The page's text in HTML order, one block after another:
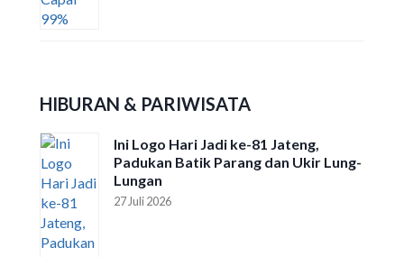
HIBURAN & PARIWISATA
Ini Logo Hari Jadi ke-81 Jateng,
Padukan Batik Parang dan Ukir Lung-
Lungan
27 Juli 2026